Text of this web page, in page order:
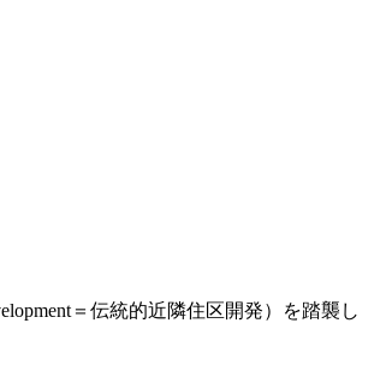
＝伝統的近隣住区開発）を踏襲し